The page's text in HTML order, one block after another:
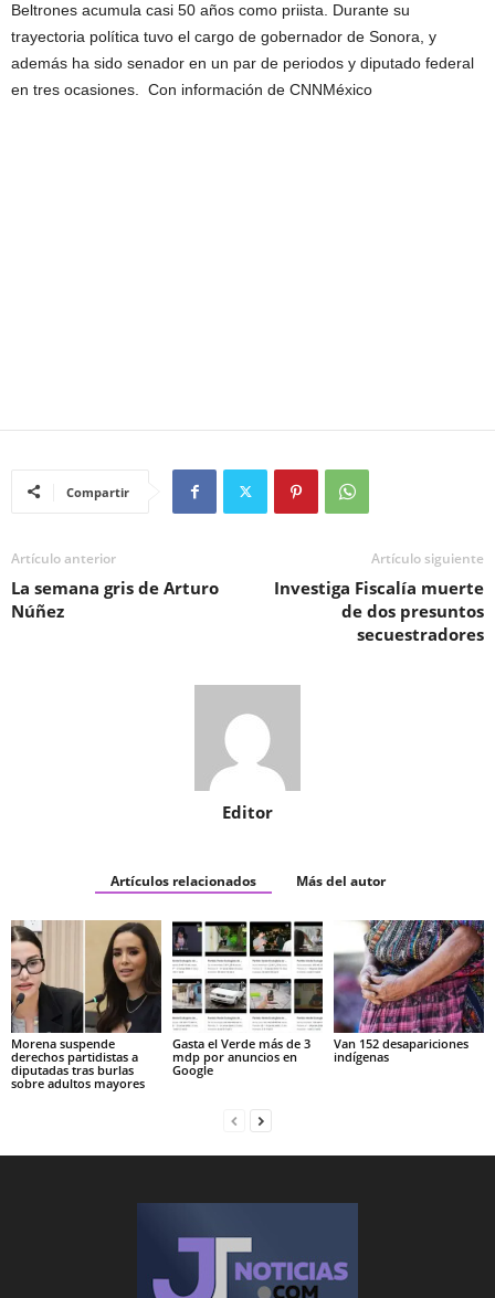
Beltrones acumula casi 50 años como priista. Durante su
trayectoria política tuvo el cargo de gobernador de Sonora, y
además ha sido senador en un par de periodos y diputado federal
en tres ocasiones. Con información de CNNMéxico
Compartir
Artículo anterior
La semana gris de Arturo
Núñez
Artículo siguiente
Investiga Fiscalía muerte
de dos presuntos
secuestradores
Editor
Artículos relacionados Más del autor
Morena suspende
derechos partidistas a
diputadas tras burlas
sobre adultos mayores
Gasta el Verde más de 3
mdp por anuncios en
Google
Van 152 desapariciones
indígenas